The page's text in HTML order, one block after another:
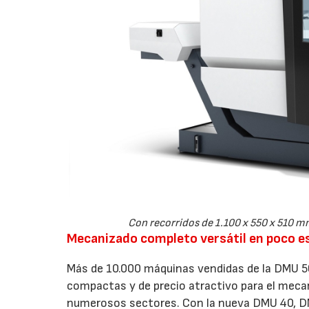
Con recorridos de 1.100 x 550 x 510
Mecanizado completo versátil en poco
Más de 10.000 máquinas vendidas de la
compactas y de precio atractivo para el
numerosos sectores. Con la nueva DMU 40,